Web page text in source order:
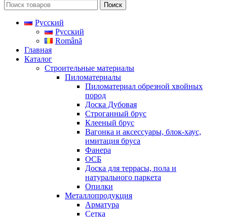
Поиск
Русский
Русский
Română
Главная
Каталог
Строительные материалы
Пиломатериалы
Пиломатериал обрезной хвойных
пород
Доска Дубовая
Строганный брус
Клееный брус
Вагонка и аксессуары, блок-хаус,
имитация бруса
Фанера
ОСБ
Доска для террасы, пола и
натурального паркета
Опилки
Металлопродукция
Арматура
Сетка